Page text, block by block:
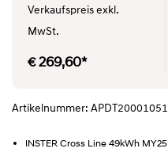
Verkaufspreis exkl.
MwSt.
€ 269,60*
Artikelnummer: APDT20001051
INSTER Cross Line 49kWh MY25